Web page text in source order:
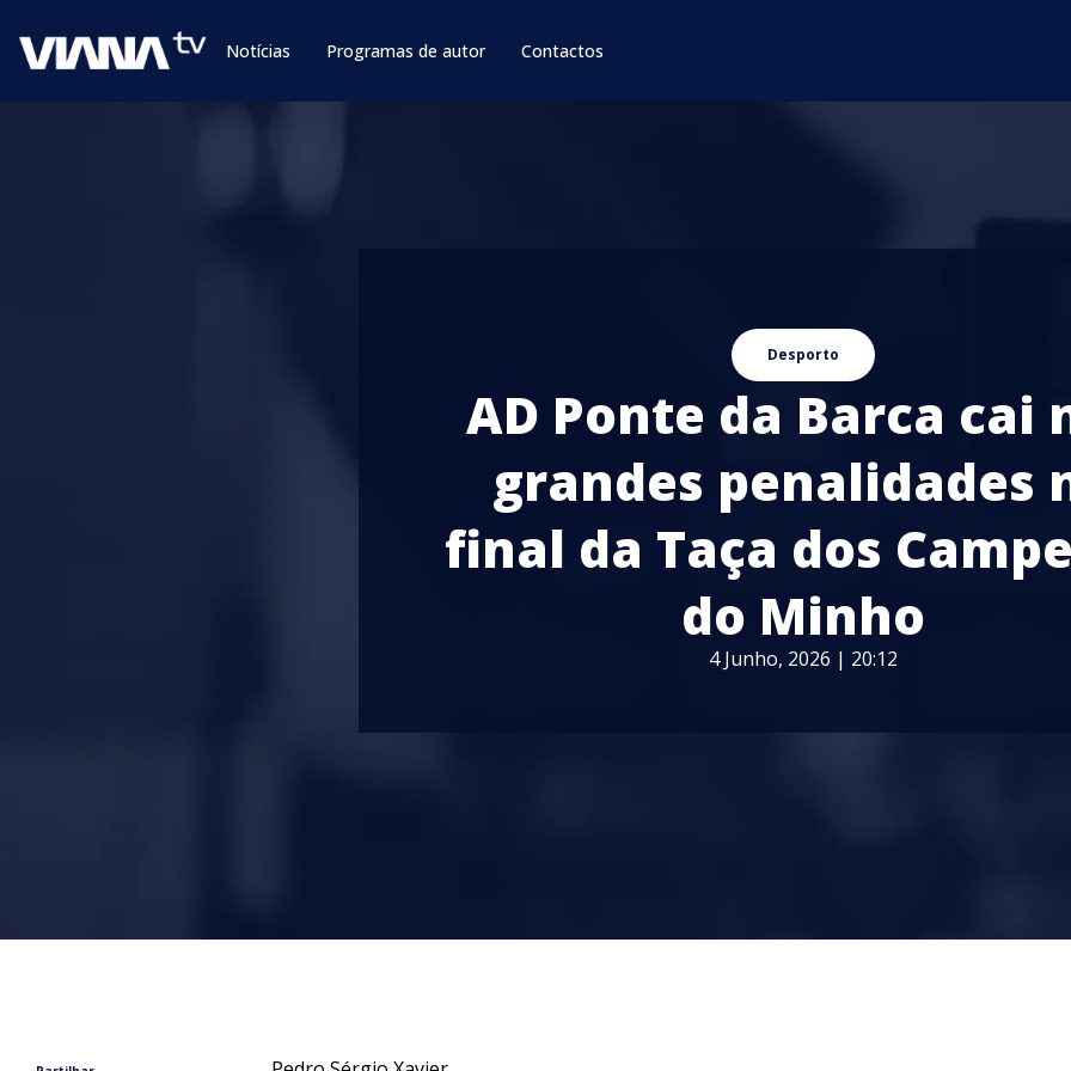
Notícias Programas de autor Contactos
Desporto
AD Ponte da Barca cai
grandes penalidades
final da Taça dos
do Minho
4 Junho, 2026 | 20:12